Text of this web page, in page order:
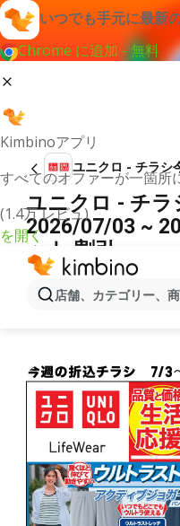
いつでも手元に最新
Chrome に追加 - 無料
Kimbinoアプリ
すべてのオファーが一箇所
(1.4万 レビュ)
を開く
店舗、カテゴリー、商
ユニクロ - チラシ
ユニクロ - チラ
2026/07/03 ~
ット 割引